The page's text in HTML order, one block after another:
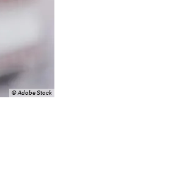
© Adobe Stock